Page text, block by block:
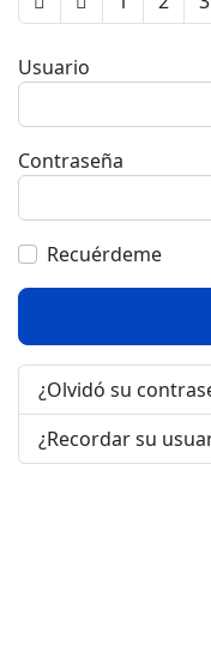
Usuario
Contraseña
Recuérdeme
¿Olvidó su
¿Recordar su